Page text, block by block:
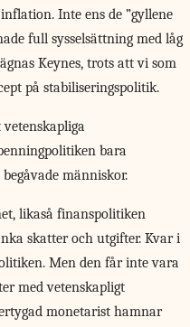
Inte ens de ”gyllene
full sysselsättning med låg
Keynes, trots att vi som
på stabiliseringspolitik.
bara
människor.
likaså finanspolitiken
skatter och utgifter. Kvar i
Men den får inte vara
med vetenskapligt
monetarist hamnar